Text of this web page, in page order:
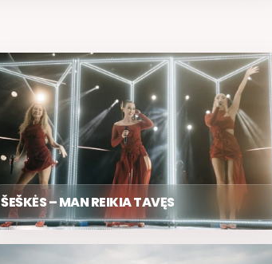
ŠEŠKĖS – MAN REIKIA TAVĘS